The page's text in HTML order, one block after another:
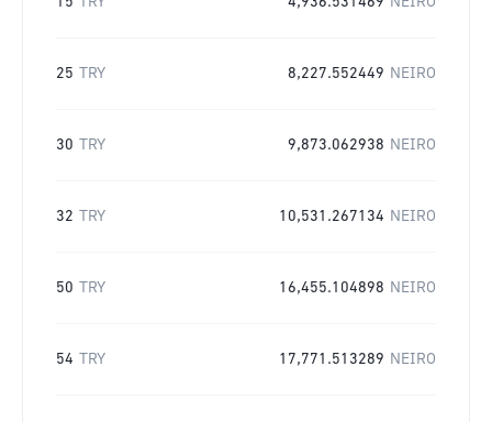
25 TRY 8,227.552449 NEIRO
30 TRY 9,873.062938 NEIRO
32 TRY 10,531.267134 NEIRO
50 TRY 16,455.104898 NEIRO
54 TRY 17,771.513289 NEIRO